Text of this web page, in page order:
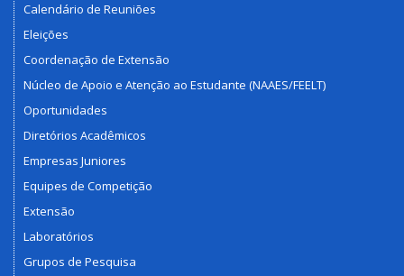
Calendário de Reuniões
Eleições
Coordenação de Extensão
Núcleo de Apoio e Atenção ao Estudante (NAAES/FEELT)
Oportunidades
Diretórios Acadêmicos
Empresas Juniores
Equipes de Competição
Extensão
Laboratórios
Grupos de Pesquisa